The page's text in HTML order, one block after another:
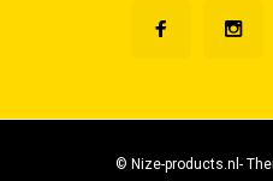
© Nize-products.nl-